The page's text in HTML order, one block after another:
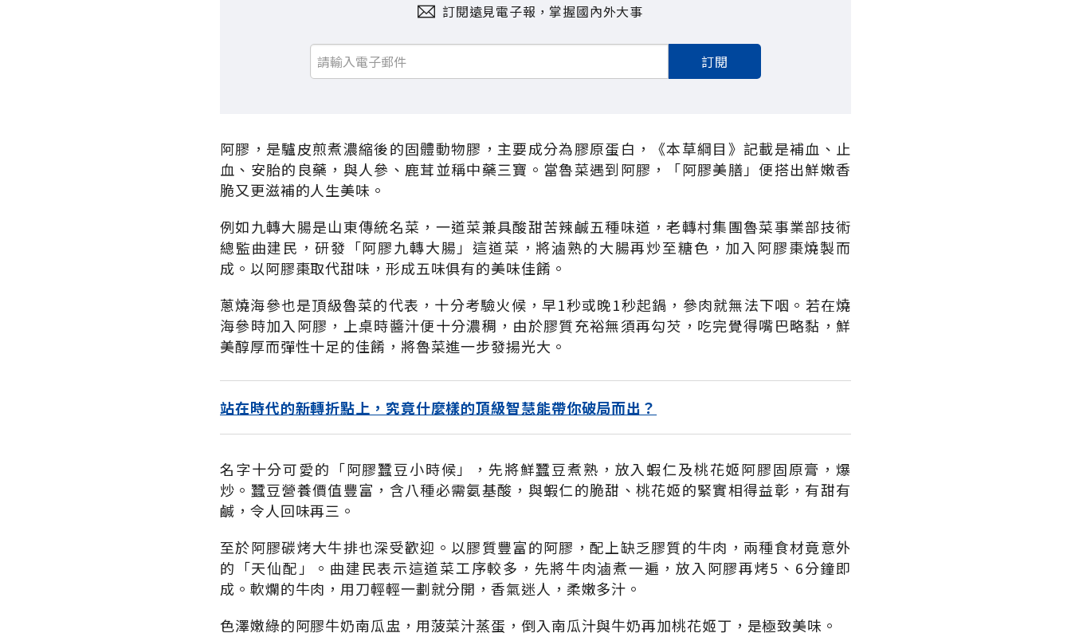
訂閱遠見電子報，掌握國內外大事
訂閱
阿膠，是驢皮煎煮濃縮後的固體動物膠，主要成分為膠原蛋白，《本草綱目》記載是補血、止
血、安胎的良藥，與人參、鹿茸並稱中藥三寶。當魯菜遇到阿膠，「阿膠美膳」便搭出鮮嫩香
脆又更滋補的人生美味。
例如九轉大腸是山東傳統名菜，一道菜兼具酸甜苦辣鹹五種味道，老轉村集團魯菜事業部技術
總監曲建民，研發「阿膠九轉大腸」這道菜，將滷熟的大腸再炒至糖色，加入阿膠棗燒製而
成。以阿膠棗取代甜味，形成五味俱有的美味佳餚。
蔥燒海參也是頂級魯菜的代表，十分考驗火候，早1秒或晚1秒起鍋，參肉就無法下咽。若在燒
海參時加入阿膠，上桌時醬汁便十分濃稠，由於膠質充裕無須再勾芡，吃完覺得嘴巴略黏，鮮
美醇厚而彈性十足的佳餚，將魯菜進一步發揚光大。
站在時代的新轉折點上，究竟什麼樣的頂級智慧能帶你破局而出？
名字十分可愛的「阿膠蠶豆小時候」，先將鮮蠶豆煮熟，放入蝦仁及桃花姬阿膠固原膏，爆
炒。蠶豆營養價值豐富，含八種必需氨基酸，與蝦仁的脆甜、桃花姬的緊實相得益彰，有甜有
鹹，令人回味再三。
至於阿膠碳烤大牛排也深受歡迎。以膠質豐富的阿膠，配上缺乏膠質的牛肉，兩種食材竟意外
的「天仙配」。曲建民表示這道菜工序較多，先將牛肉滷煮一遍，放入阿膠再烤5、6分鐘即
成。軟爛的牛肉，用刀輕輕一劃就分開，香氣迷人，柔嫩多汁。
色澤嫩綠的阿膠牛奶南瓜盅，用菠菜汁蒸蛋，倒入南瓜汁與牛奶再加桃花姬丁，是極致美味。